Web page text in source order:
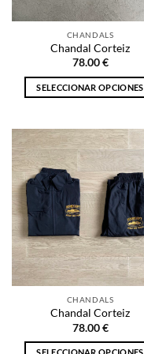
en
la
página
de
CHANDALS
Chandal Corteiz
78.00€
SELECCIONAR OPCIONES
tiene
múltiples
variantes.
Las
opciones
pueden
elegir
en
la
página
de
CHANDALS
Chandal Corteiz
78.00€